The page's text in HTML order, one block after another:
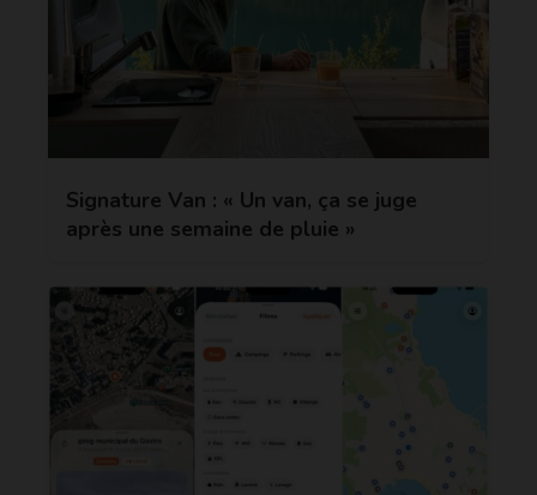
Signature Van : « Un van, ça se juge
après une semaine de pluie »